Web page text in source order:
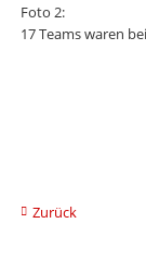
Foto 2:
17 Teams waren
Zurück